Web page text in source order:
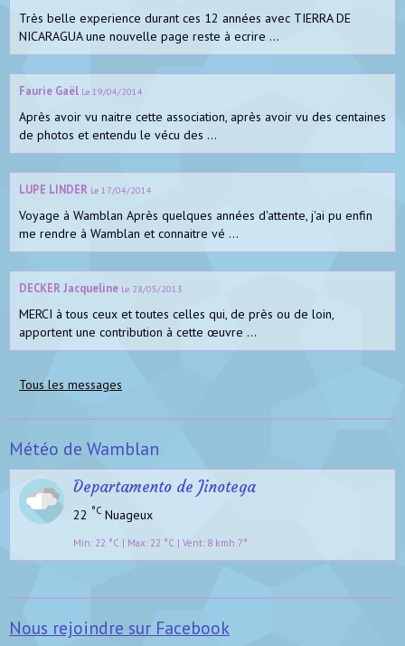
Très belle experience durant ces 12 années avec TIERRA DE
NICARAGUA une nouvelle page reste à ecrire ...
Faurie Gaël Le 19/04/2014
Après avoir vu naitre cette association, après avoir vu des centaines
de photos et entendu le vécu des ...
LUPE LINDER Le 17/04/2014
Voyage à Wamblan Après quelques années d'attente, j'ai pu enfin
me rendre à Wamblan et connaitre vé ...
DECKER Jacqueline Le 28/05/2013
MERCI à tous ceux et toutes celles qui, de près ou de loin,
apportent une contribution à cette œuvre ...
Tous les messages
Météo de Wamblan
Departamento de Jinotega
22 °C Nuageux
Min: 22 °C | Max: 22 °C | Vent: 8 kmh 7°
Nous rejoindre sur Facebook